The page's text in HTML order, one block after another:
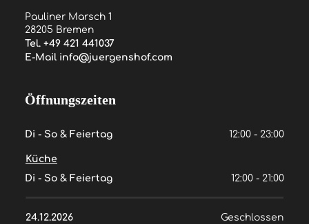
Pauliner Marsch 1
28205 Bremen
Tel. +49 421 441037
E-Mail info@juergenshof.com
Öffnungszeiten
Di - So & Feiertag 12:00 - 23:00
Küche
Di - So & Feiertag
12:00 - 21:00
24.12.2026 Geschlossen